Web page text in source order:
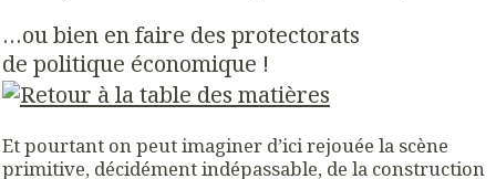
…ou bien en faire des protectorats
de politique économique !
Et pourtant on peut imaginer d’ici rejouée la scène
primitive, décidément indépassable, de la construction